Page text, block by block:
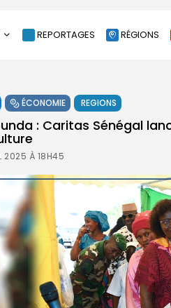
REPORTAGES RÉGIONS
ÉCONOMIE REGIONS
: Caritas Sénégal
2025 À 18H45